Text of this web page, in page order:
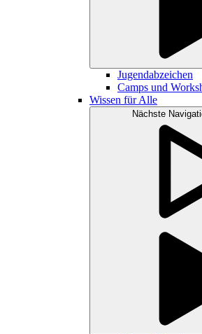
Jugendabzeichen
Camps und
Wissen für Alle
Nächste